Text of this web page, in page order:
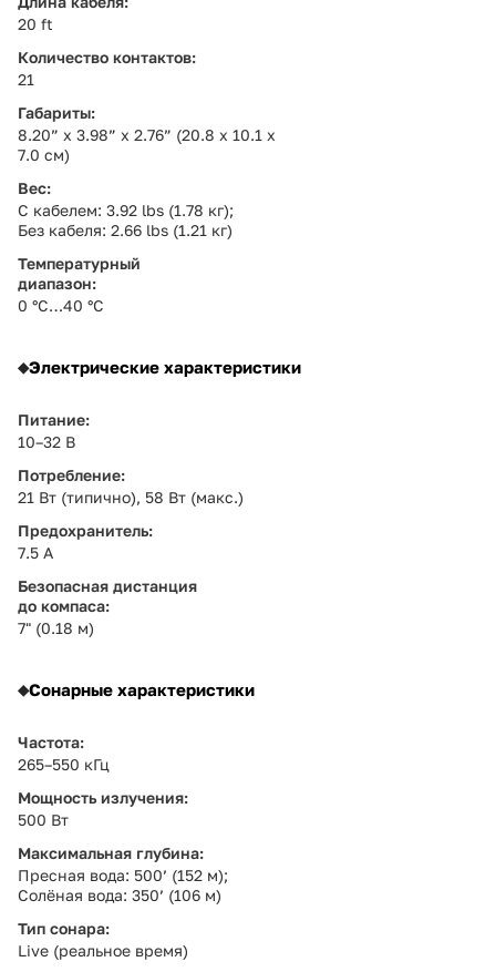
20 ft
Количество контактов:
21
Габариты:
8.20” x 3.98” x 2.76” (20.8 x 10.1 x
7.0 см)
Вес:
С кабелем: 3.92 lbs (1.78 кг);
Без кабеля: 2.66 lbs (1.21 кг)
Температурный
диапазон:
0 °C…40 °C
Электрические характеристики
Питание:
10–32 В
Потребление:
21 Вт (типично), 58 Вт (макс.)
Предохранитель:
7.5 A
Безопасная дистанция
до компаса:
7" (0.18 м)
Сонарные характеристики
Частота:
265–550 кГц
Мощность излучения:
500 Вт
Максимальная глубина:
Пресная вода: 500’ (152 м);
Солёная вода: 350’ (106 м)
Тип сонара:
Live (реальное время)